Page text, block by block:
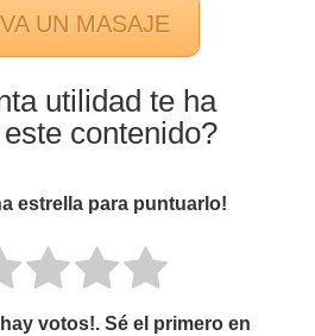
UN MASAJE
utilidad te ha
contenido?
estrella para puntuarlo!
votos!. Sé el primero en